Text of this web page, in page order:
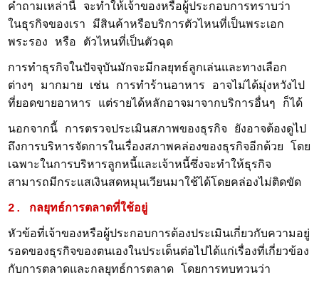
คำถามเหล่านี้ จะทำให้เจ้าของหรือผู้ประกอบการทราบว่า
ในธุรกิจของเรา มีสินค้าหรือบริการตัวไหนที่เป็นพระเอก
พระรอง หรือ ตัวไหนที่เป็นตัวฉุด
การทำธุรกิจในปัจจุบันมักจะมีกลยุทธ์ลูกเล่นและทางเลือก
ต่างๆ มากมาย เช่น การทำร้านอาหาร อาจไม่ได้มุ่งหวังไป
ที่ยอดขายอาหาร แต่รายได้หลักอาจมาจากบริการอื่นๆ ก็ได้
นอกจากนี้ การตรวจประเมินสภาพของธุรกิจ ยังอาจต้องดูไป
ถึงการบริหารจัดการในเรื่องสภาพคล่องของธุรกิจอีกด้วย โดย
เฉพาะในการบริหารลูกหนี้และเจ้าหนี้ซึ่งจะทำให้ธุรกิจ
สามารถมีกระแสเงินสดหมุนเวียนมาใช้ได้โดยคล่องไม่ติดขัด
2. กลยุทธ์การตลาดที่ใช้อยู่
หัวข้อที่เจ้าของหรือผู้ประกอบการต้องประเมินเกี่ยวกับความอยู่
รอดของธุรกิจของตนเองในประเด็นต่อไปได้แก่เรื่องที่เกี่ยวข้อง
กับการตลาดและกลยุทธ์การตลาด โดยการทบทวนว่า